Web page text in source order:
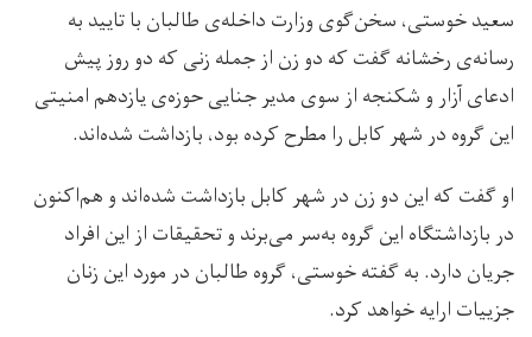
سعید خوستی، سخن‌گوی وزارت داخله‌ی طالبان با تایید به
رسانه‌ی رخشانه گفت که دو زن از جمله زنی که دو روز پیش
ادعای آزار و شکنجه از سوی مدیر جنایی حوزه‌ی یازدهم امنیتی
این گروه در شهر کابل را مطرح کرده بود، بازداشت شده‌اند.
او گفت که این دو زن در شهر کابل بازداشت شده‌اند و هم‌اکنون
در بازداشتگاه این گروه به‌سر می‌برند و تحقیقات از این افراد
جریان دارد. به گفته خوستی، گروه طالبان در مورد این زنان
جزییات ارایه خواهد کرد.